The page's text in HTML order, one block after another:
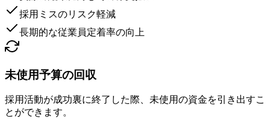
採用ミスのリスク軽減
長期的な従業員定着率の向上
未使用予算の回収
採用活動が成功裏に終了した際、未使用の資金を引き出すこ
とができます。